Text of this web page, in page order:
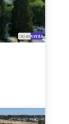
casasventa